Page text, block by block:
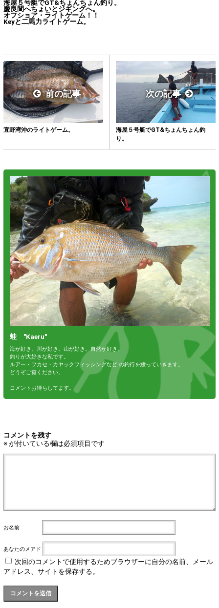
海屋５号艇でGT&ちょんちょん釣り。
慶良間へちょいとジギングへ。
オフショア・ライトゲーム！！
Keyと二馬力ライトゲーム。
前の記事
宜野湾沖のライトゲーム。
次の記事
海屋５号艇でGT&ちょんちょん釣
り。
蛙 "Kaeru"
海が好き。川が好き。山が好き。自然が好き。
釣りが大好きな私です。
ルアー・フカセ・カヤックフィッシングなど の釣行を綴っていきます。
どうぞご覧ください。
コメントお待ちしてます。
コメントを残す
※が付いている欄は必須項目です
お名前
あなたのメアド
次回のコメントで使用するためブラウザーに自分の名前、メール
アドレス、サイトを保存する。